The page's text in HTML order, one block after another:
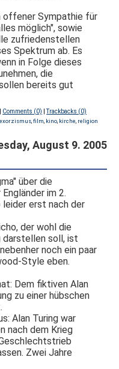
offener Sympathie für
möglich", sowie
zufriedenstellen
Spektrum ab. Es
in Folge dieses
die
bereits gut
Comments (0) |Trackbacks (0)
exorzismus, film kino, kirche religion
August 9. 2005
über die
im 2.
erst nach der
der wohl die
darstellen soll, ist
noch ein paar
Style eben.
Dem fiktiven Alan
zu einer hübschen
Alan Turing war
nach dem Krieg
Zwei Jahre